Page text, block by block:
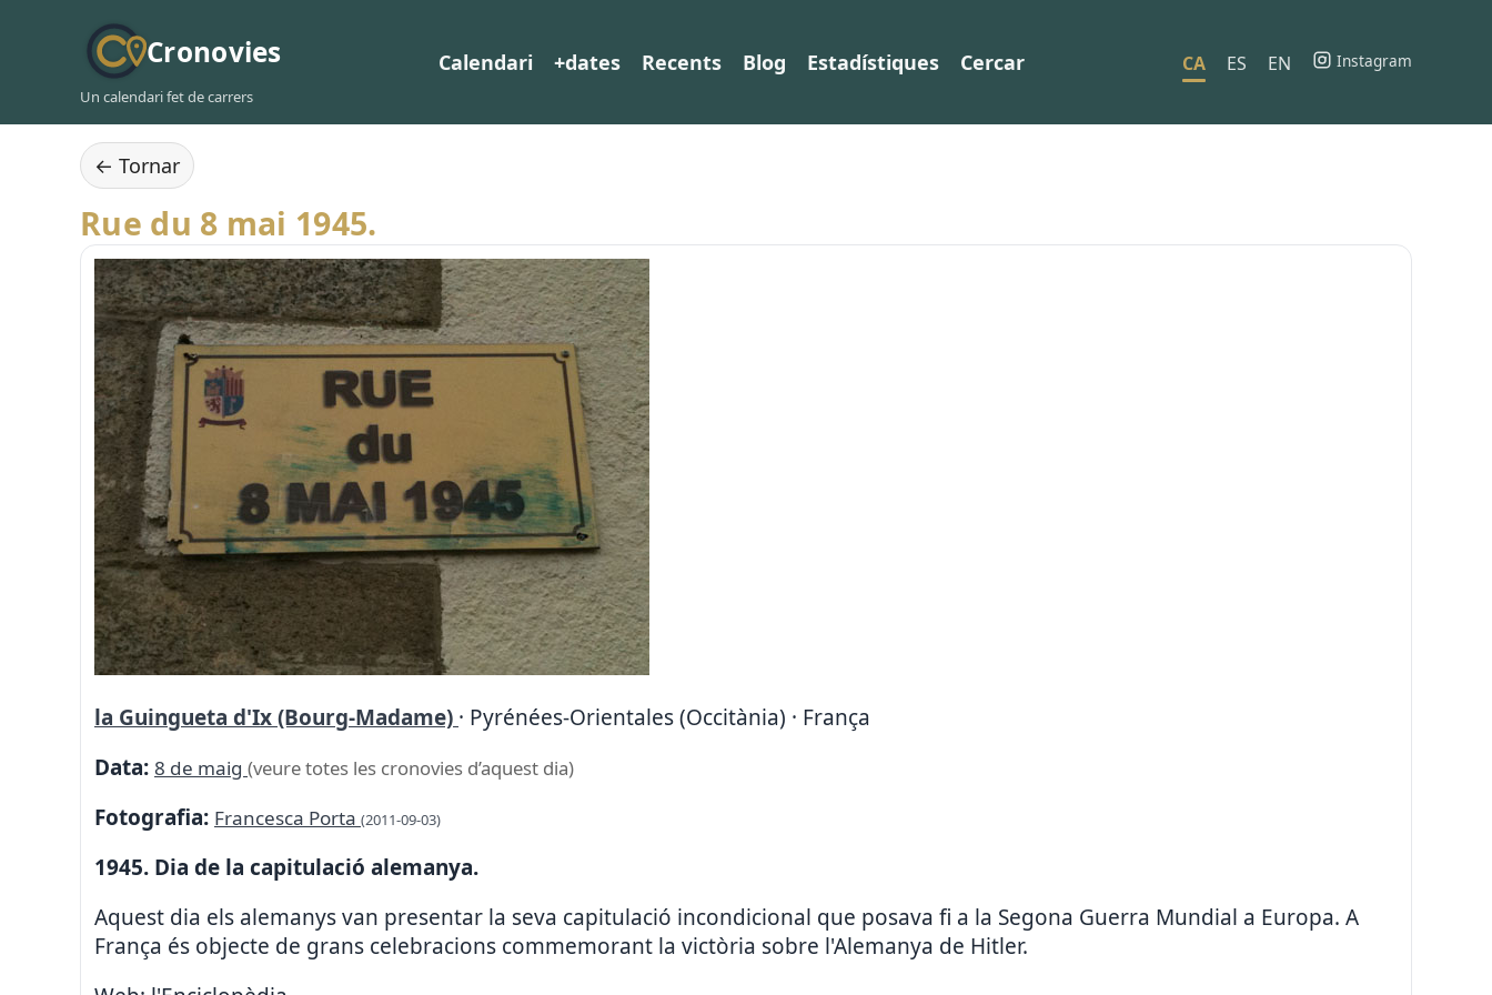
Cronovies
Un calendari fet de carrers
Calendari +dates Recents Blog Estadístiques Cercar CA ES EN Instagram
← Tornar
Rue du 8 mai 1945.
la Guingueta d'Ix (Bourg-Madame) · Pyrénées-Orientales (Occitània) · França
Data: 8 de maig (veure totes les cronovies d’aquest dia)
Fotografia: Francesca Porta (2011-09-03)
1945. Dia de la capitulació alemanya.
Aquest dia els alemanys van presentar la seva capitulació incondicional que posava fi a la Segona Guerra Mundial a Europa. A
França és objecte de grans celebracions commemorant la victòria sobre l'Alemanya de Hitler.